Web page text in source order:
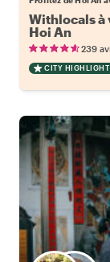
Withlocals à
Hoi An
239
CITY HIGHLIGHT